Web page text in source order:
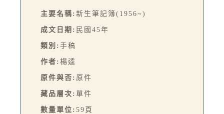
主要名稱: 新生筆記簿(1956~)
成文日期: 民國45年
類別: 手稿
作者: 楊逵
原件與否: 原件
藏品層次: 單件
數量單位: 59頁